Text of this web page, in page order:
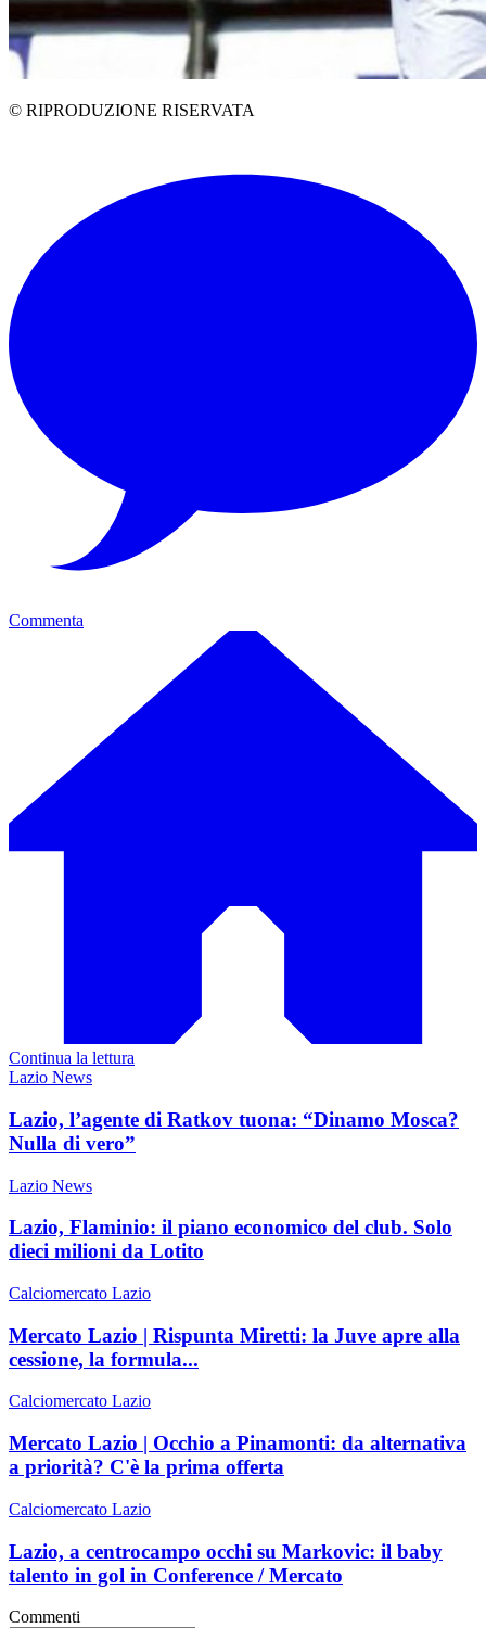
© RIPRODUZIONE RISERVATA
Commenta
Continua la lettura
Lazio News
Lazio, l’agente di Ratkov tuona: “Dinamo Mosca?
Nulla di vero”
Lazio News
Lazio, Flaminio: il piano economico del club. Solo
dieci milioni da Lotito
Calciomercato Lazio
Mercato Lazio | Rispunta Miretti: la Juve apre alla
cessione, la formula...
Calciomercato Lazio
Mercato Lazio | Occhio a Pinamonti: da alternativa
a priorità? C'è la prima offerta
Calciomercato Lazio
Lazio, a centrocampo occhi su Markovic: il baby
talento in gol in Conference / Mercato
Commenti